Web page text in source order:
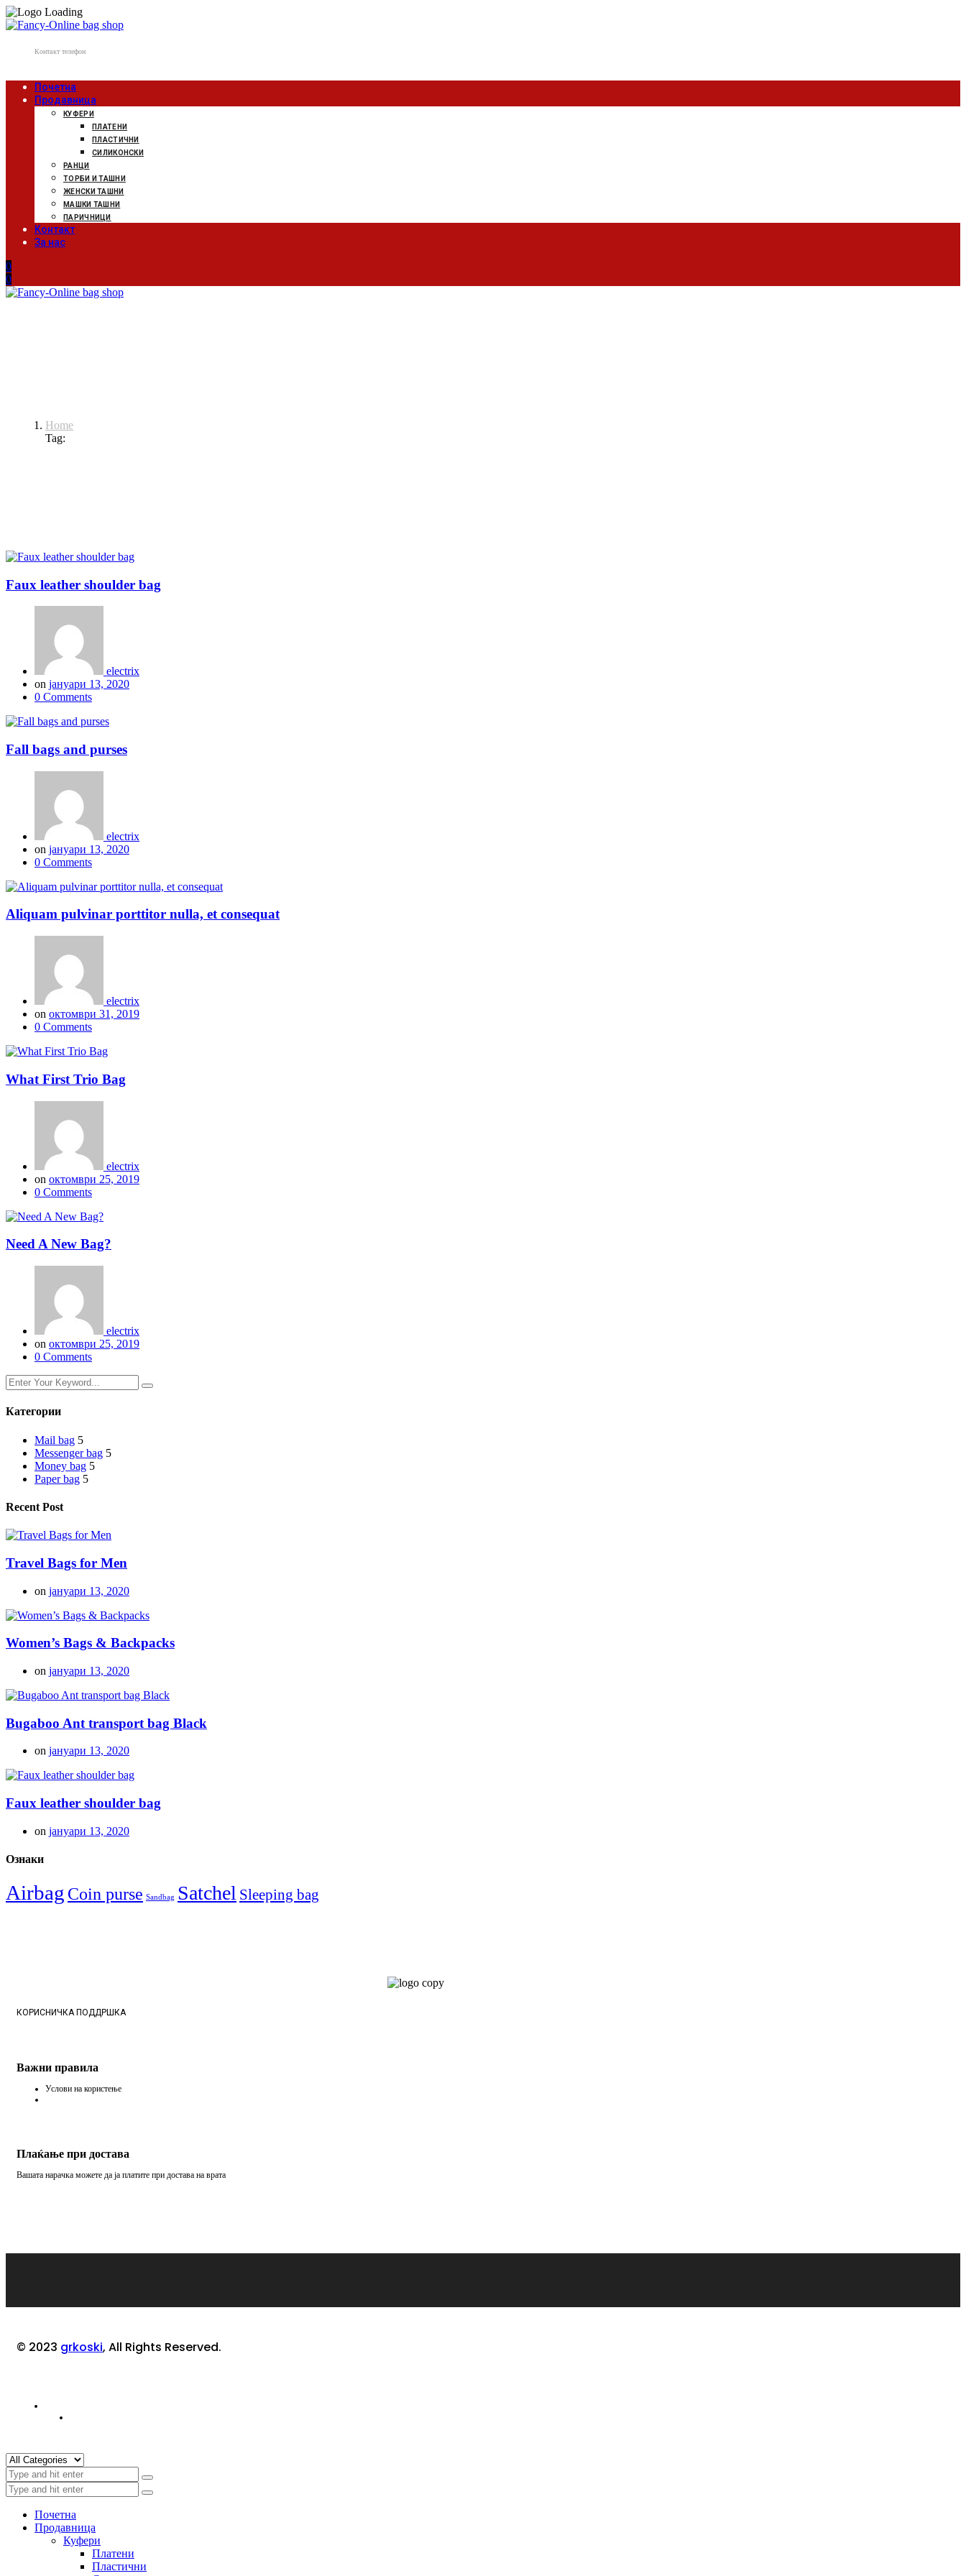
Контакт телефон
Почетна
Продавница
КУФЕРИ
ПЛАТЕНИ
ПЛАСТИЧНИ
СИЛИКОНСКИ
РАНЦИ
ТОРБИ И ТАШНИ
ЖЕНСКИ ТАШНИ
МАШКИ ТАШНИ
ПАРИЧНИЦИ
Контакт
За нас
0
0
Home
Tag:
Faux leather shoulder bag
electrix
on јануари 13, 2020
0 Comments
Fall bags and purses
electrix
on јануари 13, 2020
0 Comments
Aliquam pulvinar porttitor nulla, et consequat
electrix
on октомври 31, 2019
0 Comments
What First Trio Bag
electrix
on октомври 25, 2019
0 Comments
Need A New Bag?
electrix
on октомври 25, 2019
0 Comments
Категории
Mail bag 5
Messenger bag 5
Money bag 5
Paper bag 5
Recent Post
Travel Bags for Men
on јануари 13, 2020
Women’s Bags & Backpacks
on јануари 13, 2020
Bugaboo Ant transport bag Black
on јануари 13, 2020
Faux leather shoulder bag
on јануари 13, 2020
Ознаки
Airbag Coin purse Sandbag Satchel Sleeping bag
КОРИСНИЧКА ПОДДРШКА
Важни правила
Услови на користење
Плаќање при достава
Вашата нарачка можете да ја платите при достава на врата
© 2023 grkoski, All Rights Reserved.
Почетна
Продавница
Куфери
Платени
Пластични